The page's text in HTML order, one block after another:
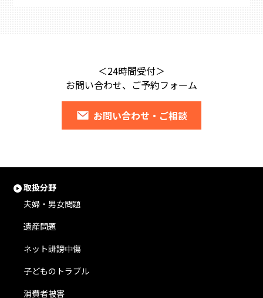
＜24時間受付＞
お問い合わせ、ご予約フォーム
お問い合わせ・ご相談
取扱分野
夫婦・男女問題
遺産問題
ネット誹謗中傷
子どものトラブル
消費者被害